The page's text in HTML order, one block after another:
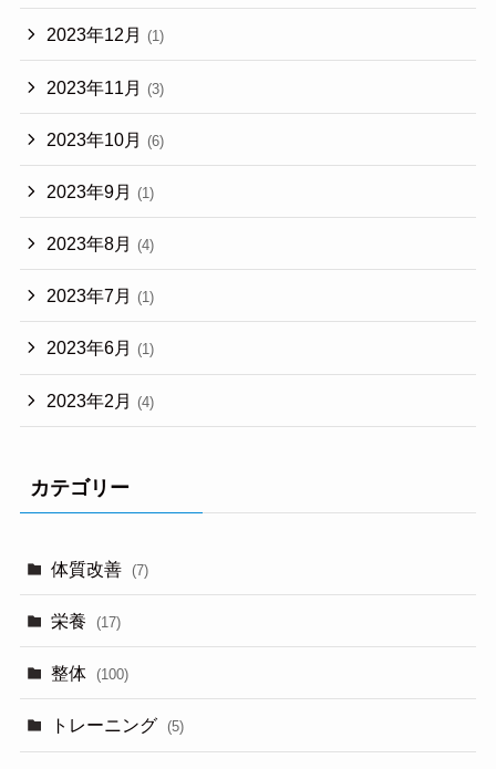
2023年12月 (1)
2023年11月 (3)
2023年10月 (6)
2023年9月 (1)
2023年8月 (4)
2023年7月 (1)
2023年6月 (1)
2023年2月 (4)
カテゴリー
体質改善 (7)
栄養 (17)
整体 (100)
トレーニング (5)